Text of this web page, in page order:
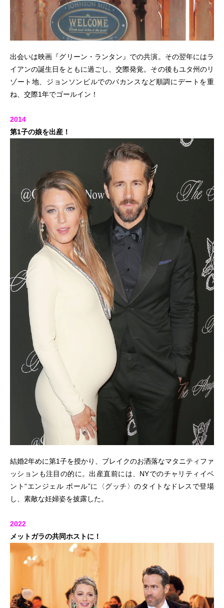
出会いは映画『グリーン・ランタン』での共演。その翌年にはラ
イアンの誕生日をともに過ごし、交際発覚。その後もユタ州のリ
ゾート地、ジョンソンビルでのバカンスなど順調にデートを重
ね、交際1年でゴールイン！
2014
第1子の娘を出産！
結婚2年めに第1子を授かり、ブレイクのお洒落なマタニティファ
ッションも注目の的に。出産直前には、NYでのチャリティイベ
ント“エンジェル ボール”に〈グッチ〉のタイトなドレスで登場
し、素敵な妊婦姿を披露した。
2022
メットガラの共同ホストに！